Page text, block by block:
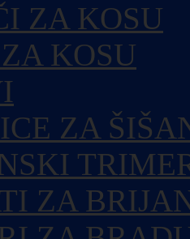
ZA KOSU
KOSU
ZA
ZA